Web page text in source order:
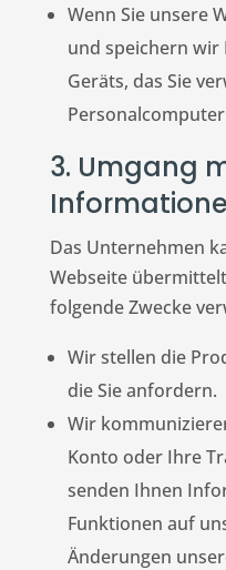
Wenn Sie unsere
und speichern wir
Geräts, das Sie
3. Umgang
Das Unternehmen
Webseite
folgende Zwecke
Wir stellen die
die Sie anfordern.
Wir
Konto oder Ihre
senden Ihnen
Funktionen auf
Änderungen